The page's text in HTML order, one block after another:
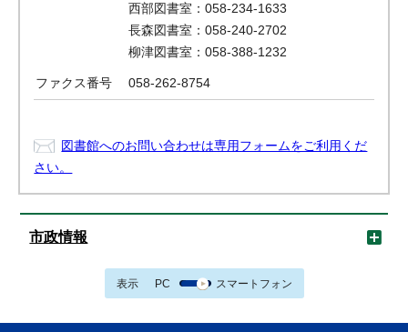
西部図書室：058-234-1633
長森図書室：058-240-2702
柳津図書室：058-388-1232
ファクス番号 058-262-8754
図書館へのお問い合わせは専用フォームをご利用くだ
さい。
市政情報
表示 PC スマートフォン